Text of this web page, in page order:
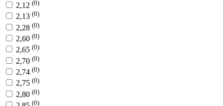
2,12 (0)
2,13 (0)
2,28 (0)
2,60 (0)
2,65 (0)
2,70 (0)
2,74 (0)
2,75 (0)
2,80 (0)
(0)